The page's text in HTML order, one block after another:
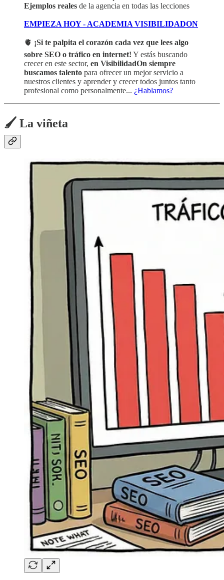
Ejemplos reales de la agencia en todas las lecciones
EMPIEZA HOY - ACADEMIA VISIBILIDADON
🫀 ¡Si te palpita el corazón cada vez que lees algo
sobre SEO o tráfico en internet! Y estás buscando
crecer en este sector, en VisibilidadOn siempre
buscamos talento para ofrecer un mejor servicio a
nuestros clientes y aprender y crecer todos juntos tanto
profesional como personalmente... ¿Hablamos?
🖌️ La viñeta